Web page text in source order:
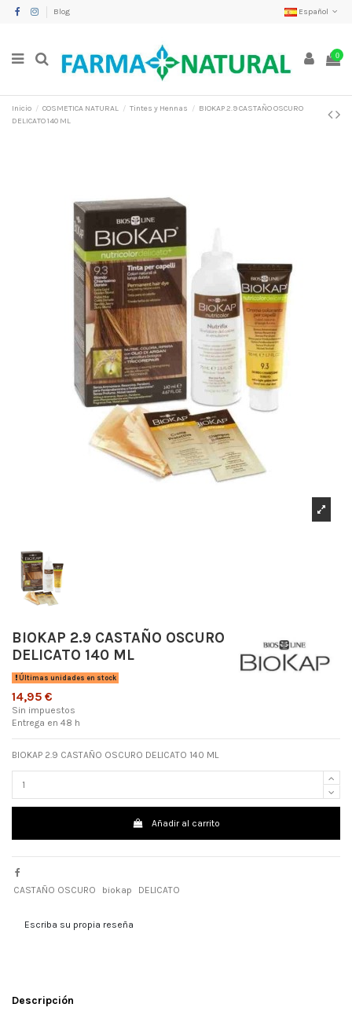
Blog Español
0
Inicio COSMETICA NATURAL Tintes y Hennas
BIOKAP 2.9 CASTAÑO OSCURO
DELICATO 140 ML
BIOKAP 2.9 CASTAÑO OSCURO
DELICATO 140 ML
Últimas unidades en stock
14,95 €
Sin impuestos
Entrega en 48 h
BIOKAP 2.9 CASTAÑO OSCURO DELICATO 140 ML
Añadir al carrito
CASTAÑO OSCURO biokap DELICATO
Escriba su propia reseña
Descripción